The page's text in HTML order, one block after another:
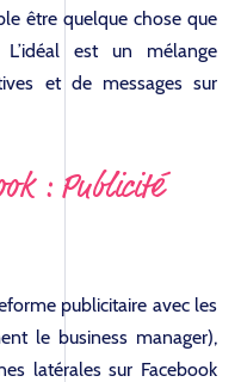
être quelque chose que
est un mélange
et de messages sur
: Publicité
publicitaire avec les
le business manager),
latérales sur Facebook